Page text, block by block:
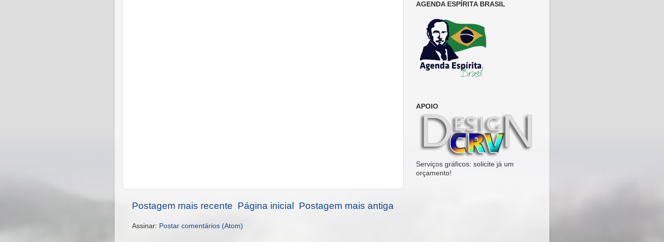
Postagem mais recente Postagem mais antiga
Página inicial
Assinar: Postar comentários (Atom)
AGENDA ESPÍRITA BRASIL
APOIO
Serviços gráficos: solicite já um
orçamento!